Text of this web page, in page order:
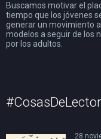
Buscamos motivar el
tiempo que los jóvenes
generar un movimiento
modelos a seguir de los
por los adultos.
28